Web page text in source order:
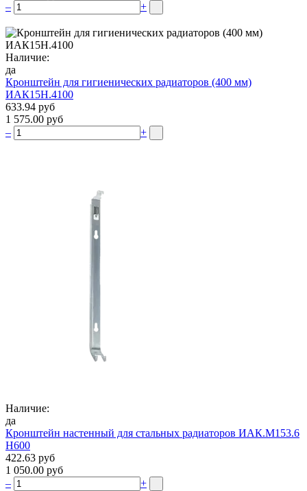
–
+
Наличие:
да
Кронштейн для гигиенических радиаторов (400 мм)
ИАК15Н.4100
633.94 руб
1 575.00 руб
–
+
Наличие:
да
Кронштейн настенный для стальных радиаторов ИАК.М153.6
Н600
422.63 руб
1 050.00 руб
–
+